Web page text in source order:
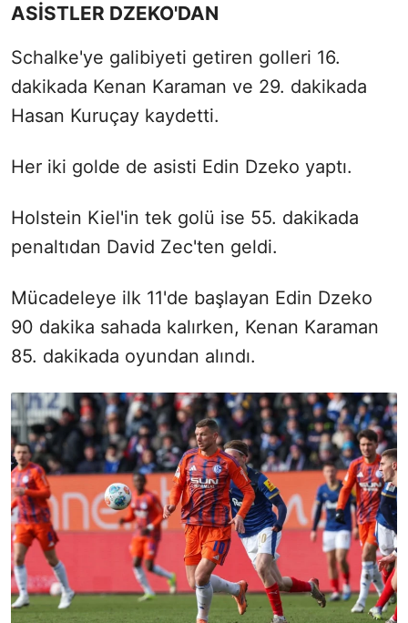
ASİSTLER DZEKO'DAN
Schalke'ye galibiyeti getiren golleri 16.
dakikada Kenan Karaman ve 29. dakikada
Hasan Kuruçay kaydetti.
Her iki golde de asisti Edin Dzeko yaptı.
Holstein Kiel'in tek golü ise 55. dakikada
penaltıdan David Zec'ten geldi.
Mücadeleye ilk 11'de başlayan Edin Dzeko
90 dakika sahada kalırken, Kenan Karaman
85. dakikada oyundan alındı.